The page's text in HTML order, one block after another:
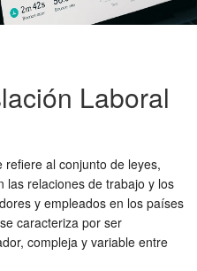
Laboral
refiere al conjunto de leyes,
las relaciones de trabajo y los
y empleados en los países
caracteriza por ser
compleja y variable entre